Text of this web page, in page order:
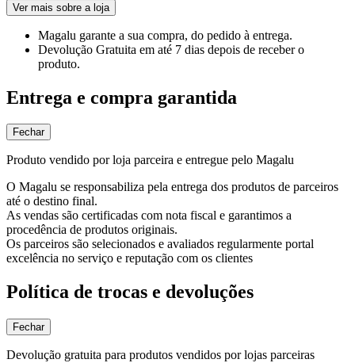
Ver mais sobre a loja
Magalu garante a sua compra, do pedido à entrega.
Devolução Gratuita em até 7 dias depois de receber o
produto.
Entrega e compra garantida
Fechar
Produto vendido por loja parceira e entregue pelo Magalu
O Magalu se responsabiliza pela entrega dos produtos de parceiros
até o destino final.
As vendas são certificadas com nota fiscal e garantimos a
procedência de produtos originais.
Os parceiros são selecionados e avaliados regularmente portal
excelência no serviço e reputação com os clientes
Política de trocas e devoluções
Fechar
Devolução gratuita para produtos vendidos por lojas parceiras